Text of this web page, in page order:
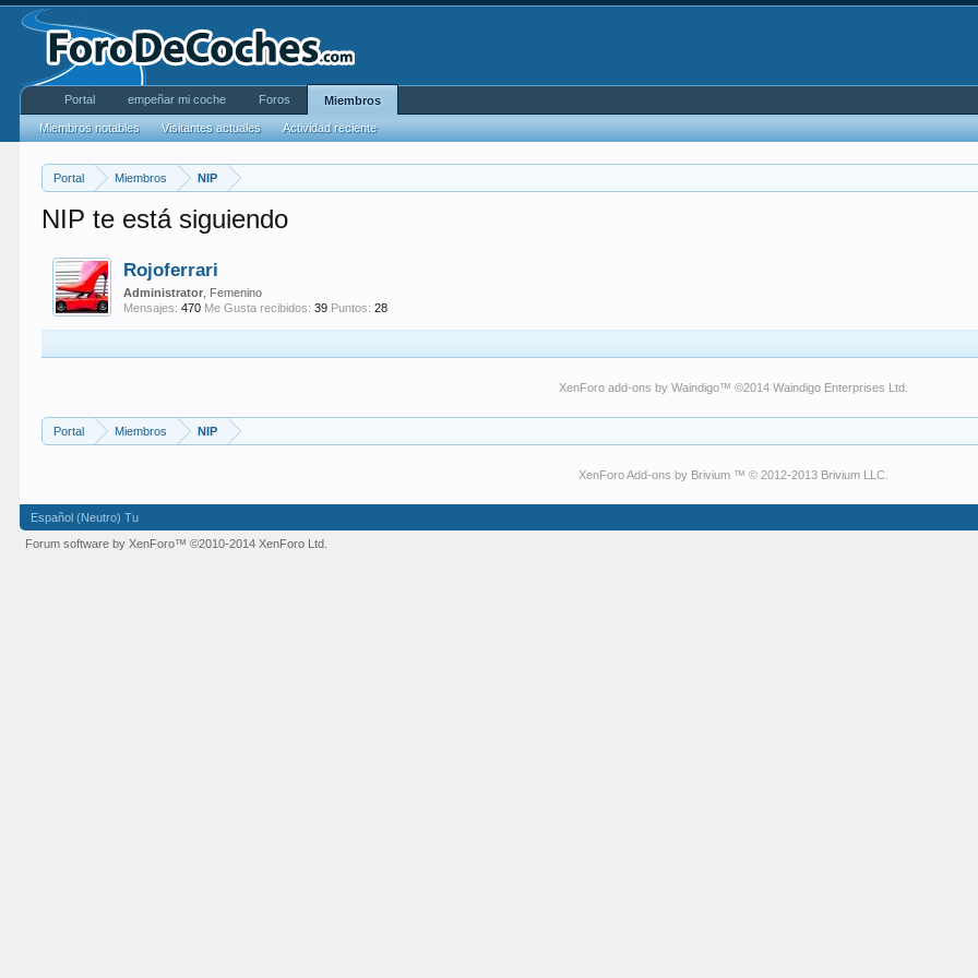
Portal Miembros NIP
NIP te está siguiendo
Rojoferrari
Administrator , Femenino
Mensajes: 470 Me Gusta recibidos: 39 Puntos: 28
XenForo add-ons by Waindigo™ ©2014 Waindigo Enterprises Ltd
Portal Miembros NIP
XenForo Add-ons by Brivium ™ © 2012-2013 Brivium LLC.
Portal empeñar mi coche Foros Miembros
Miembros notables Visitantes actuales Actividad reciente
Español (Neutro) Tu
Forum software by XenForo™©2010-2014 XenForo Ltd.